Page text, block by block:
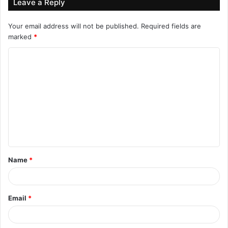
श्रीनिवास रेड्डी ने कहा, सब्जियों की आवक सुधरने पर ही कीमतें सुधरेंगी।
Leave a Reply
Your email address will not be published. Required fields are
marked *
t
*
Name *
Email *